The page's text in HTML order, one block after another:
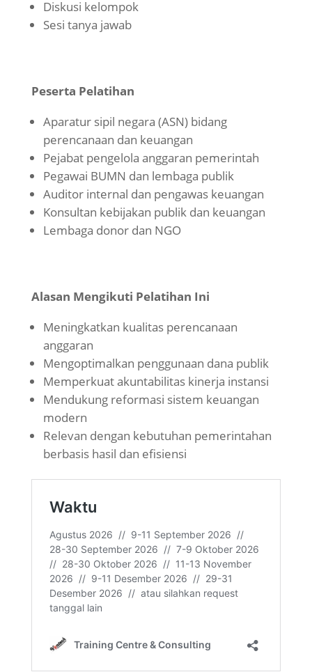
Diskusi kelompok
Sesi tanya jawab
Peserta Pelatihan
Aparatur sipil negara (ASN) bidang
perencanaan dan keuangan
Pejabat pengelola anggaran pemerintah
Pegawai BUMN dan lembaga publik
Auditor internal dan pengawas keuangan
Konsultan kebijakan publik dan keuangan
Lembaga donor dan NGO
Alasan Mengikuti Pelatihan Ini
Meningkatkan kualitas perencanaan
anggaran
Mengoptimalkan penggunaan dana publik
Memperkuat akuntabilitas kinerja instansi
Mendukung reformasi sistem keuangan
modern
Relevan dengan kebutuhan pemerintahan
berbasis hasil dan efisiensi